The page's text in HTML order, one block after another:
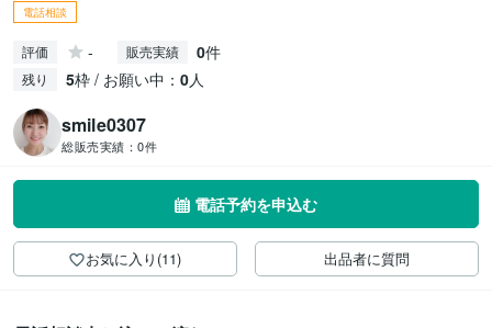
電話相談
評価 - 販売実績 0件
残り 5枠 / お願い中： 0人
smile0307
総販売実績： 0件
電話予約を申込む
お気に入り(11) 出品者に質問